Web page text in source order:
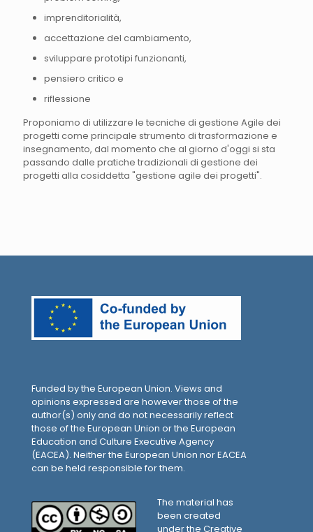
imprenditorialità,
accettazione del cambiamento,
sviluppare prototipi funzionanti,
pensiero critico e
riflessione
Proponiamo di utilizzare le tecniche di gestione Agile dei
progetti come principale strumento di trasformazione e
insegnamento, dal momento che al giorno d'oggi si sta
passando dalle pratiche tradizionali di gestione dei
progetti alla cosiddetta "gestione agile dei progetti".
Funded by the European Union. Views and
opinions expressed are however those of the
author(s) only and do not necessarily reflect
those of the European Union or the European
Education and Culture Executive Agency
(EACEA). Neither the European Union nor EACEA
can be held responsible for them.
The material has
been created
under the Creative